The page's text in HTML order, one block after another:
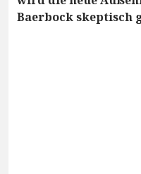
Baerbock skeptisch